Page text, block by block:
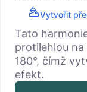
Vytvořit
Tato
protilehlou
180°, čímž
efekt.